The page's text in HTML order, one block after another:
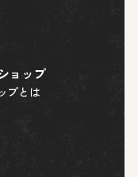
ョ ッ プ
ッ プと は